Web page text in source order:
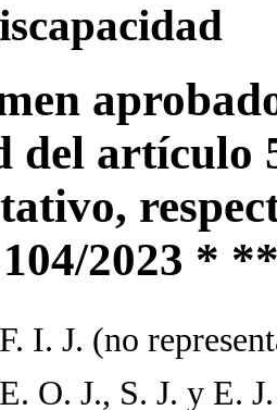
del artículo
2023 *
F. I. J. (no
E. O. J., S. J. y E. J.